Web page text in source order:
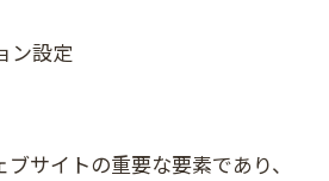
ン設定
サイトの重要な要素であり、